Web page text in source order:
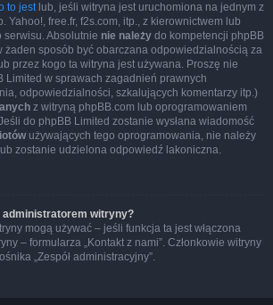
to jestlub, jeśli witryna jest uruchomiona na jednym z
Yahoo!, free.fr, f2s.com, itp., z kierownictwem lub
serwisu. Absolutnie nie należy do kompetencji phpBB
żaden sposób być obarczana odpowiedzialnością za
przez kogo ta witryna jest używana. Proszę nie
Limited w sprawach zagadnień prawnych
odpowiedzialności, szkalujących komentarzy itp.)
z witryną phpBB.com lub oprogramowaniem
do phpBB Limited zostanie wysłana wiadomość
używających tego oprogramowania, nie należy
zostanie udzielona odpowiedź lakoniczna.
administratorem witryny?
mogą używać – jeśli funkcja ta jest włączona
– formularza „Kontakt z nami”. Członkowie witryny
„Zespół administracyjny”.